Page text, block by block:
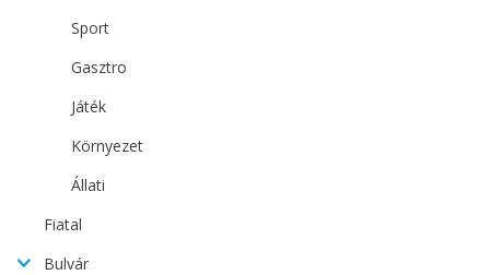
Sport
Gasztro
Játék
Környezet
Állati
Fiatal
Bulvár